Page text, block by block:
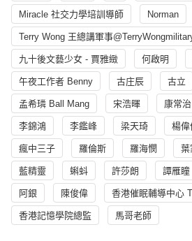
Miracle 社交力學培訓導師 Norman
Terry Wong 王總講軍事
九十後文藝少女 - 賈雅緻 何啟明
午夜工作者 Benny 古庄辰 古立
孟希璘 Ball Mang 宋浩暉 康常治
李錦鴻 李鑑峰 梁天琦 楊偉
瘋中三子 羅倫斯 羅海憫 葉
藍精靈 蝌蚪 許莎朗 譚雁瞳
阿銀 陳俊偉 香港催眠輔導中心
香港記憶學院總監 馬哥老師